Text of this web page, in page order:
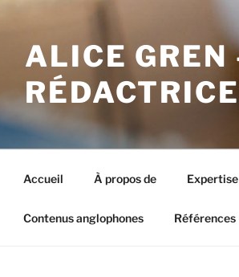
ALICE
Accueil À propos de Expertise
Contenus anglophones Références